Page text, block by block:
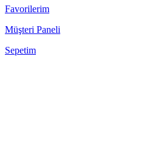
Favorilerim
Müşteri Paneli
Sepetim